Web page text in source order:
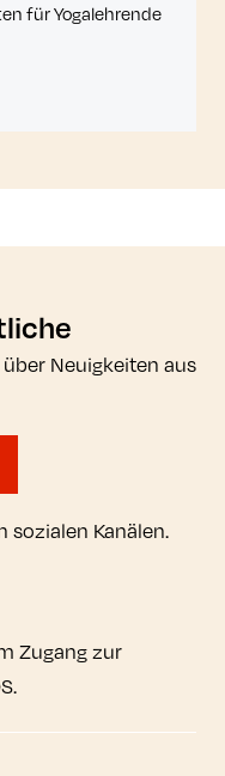
für Yogalehrende
Neuigkeiten aus
sozialen Kanälen.
Zugang zur